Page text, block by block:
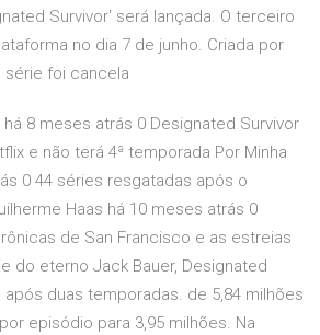
Survivor' será lançada. O terceiro
no dia 7 de junho. Criada por
série foi cancela
há 8 meses atrás 0 Designated Survivor
e não terá 4ª temporada Por Minha
0 44 séries resgatadas após o
Haas há 10 meses atrás 0
de San Francisco e as estreias
do eterno Jack Bauer, Designated
duas temporadas. de 5,84 milhões
episódio para 3,95 milhões. Na